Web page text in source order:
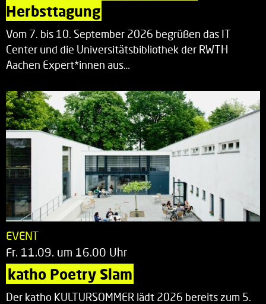
Herbsttagung
Vom 7. bis 10. September 2026 begrüßen das IT
Center und die Universitätsbibliothek der RWTH
Aachen Expert*innen aus…
EVENT
Fr. 11.09. um 16.00 Uhr
katho Poetry Slam
Der katho KULTURSOMMER lädt 2026 bereits zum 5.